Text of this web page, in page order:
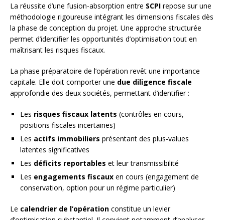
La réussite d’une fusion-absorption entre SCPI repose sur une
méthodologie rigoureuse intégrant les dimensions fiscales dès
la phase de conception du projet. Une approche structurée
permet d’identifier les opportunités d’optimisation tout en
maîtrisant les risques fiscaux.
La phase préparatoire de l’opération revêt une importance
capitale. Elle doit comporter une due diligence fiscale
approfondie des deux sociétés, permettant d’identifier :
Les risques fiscaux latents (contrôles en cours,
positions fiscales incertaines)
Les actifs immobiliers présentant des plus-values
latentes significatives
Les déficits reportables et leur transmissibilité
Les engagements fiscaux en cours (engagement de
conservation, option pour un régime particulier)
Le calendrier de l’opération constitue un levier